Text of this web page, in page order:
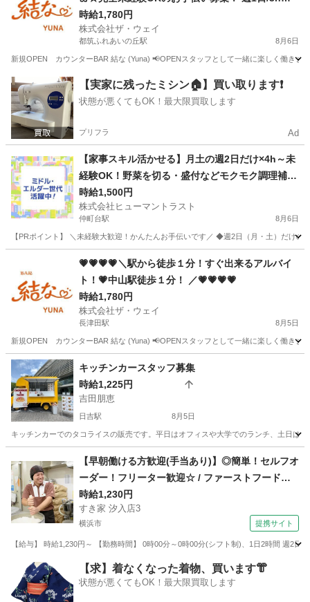
K、服装自由、ノルマ無し🎇
時給1,780円
株式会社ザ・ウェイ
都筑ふれあいの丘駅 8月6日
新規OPEN カウンターBAR 結な (Yuna) 📢OPENスタッフとして一緒に楽しく働きま
横浜市 都筑ふれあいの丘駅 その他 スタッフ
【実家に残ったミシン🏠】買い取ります❗️
状態が悪くてもOK！最大限買取します
プリフラ Ad
【家事スキル活かせる】月土の週2日だけ×4h～未
経験OK！野菜を切る・盛付などモクモク調理補助
(ES1W-3778_1)
時給1,500円
株式会社ヒューマントラスト
仲町台駅 8月6日
【PRポイント】 ＼未経験大歓迎！かんたんお手伝いです／ ◆週2日（月・土）だけ
仲町台駅 キッチン ヒューマントラスト
💗💗💗💗＼駅から徒歩１分！すぐ出来るアルバイ
ト！💗中山駅徒歩１分！ ／💗💗💗💗
時給1,780円
株式会社ザ・ウェイ
長津田駅 8月5日
新規OPEN カウンターBAR 結な (Yuna) 📢OPENスタッフとして一緒に楽しく働きま
神奈川 横浜市 長津田駅 その他 スタッフ
キッチンカースタッフ募集
時給1,225円
吉田朋恵
日吉駅 8月5日
キッチンカーでのタコライスの販売です。平日はオフィスや大学でのランチ、土日は
日吉駅 その他 スタッフ
【早朝働ける方歓迎(手当あり)】◎簡単！セルフオ
ーダー！フリーター歓迎☆ / ファーストフード
ホールスタッフ
時給1,230円
すき家 汐入店3
横浜市 提携サイト
【給与】 時給1,230円～ 【勤務時間】 0時00分～0時00分(シフト制)、1日2時間 週
神奈川 レストラン
【求】着なくなった着物、買います👘
状態が悪くてもOK！最大限買取します